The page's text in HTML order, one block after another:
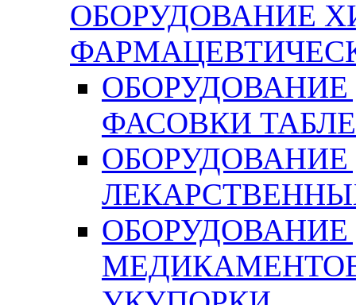
ОБОРУДОВАНИЕ
ФАСОВКИ